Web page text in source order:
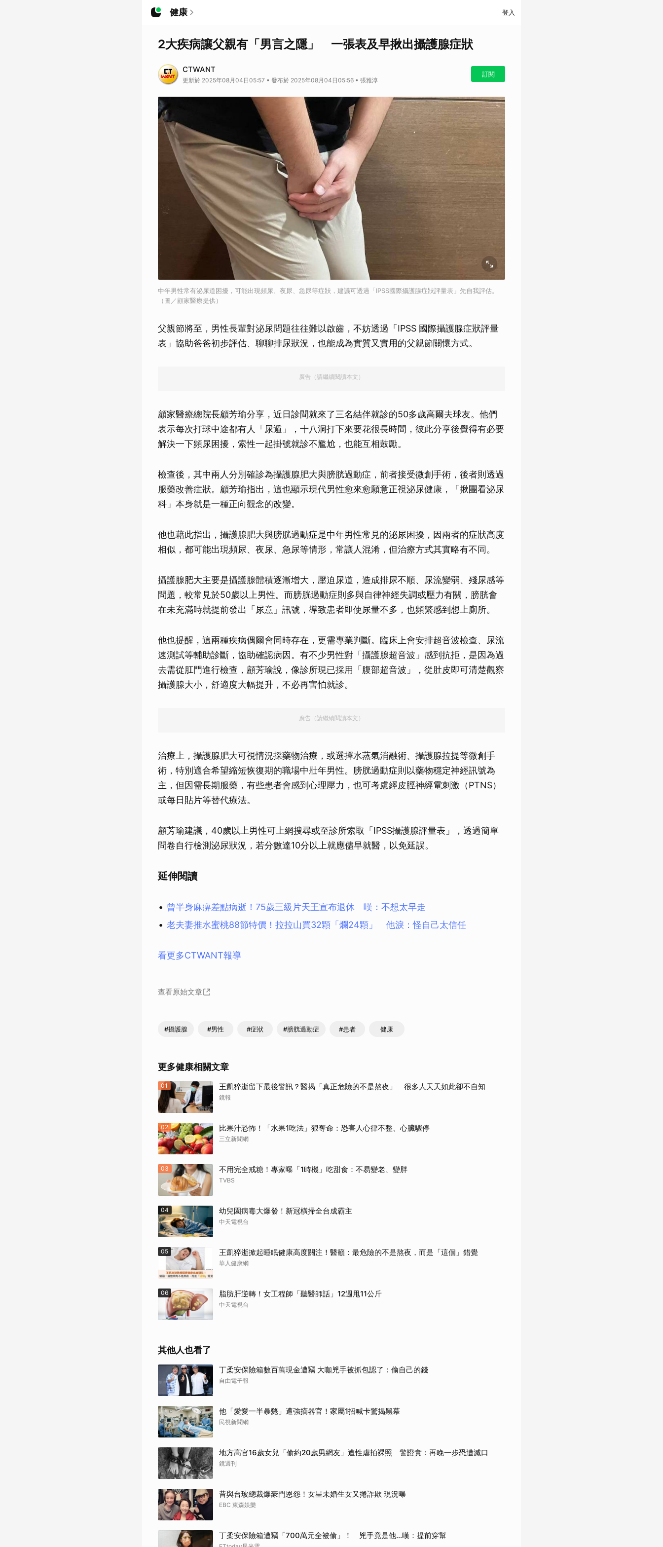
健康 登入
2大疾病讓父親有「男言之隱」 一張表及早揪出攝護腺症狀
CTWANT
更新於 2025年08月04日05:57 • 發布於 2025年08月04日05:56 • 張雅淳
訂閱
中年男性常有泌尿道困擾，可能出現頻尿、夜尿、急尿等症狀，建議可透過「IPSS國際攝護腺症狀評量表」先自我評估。
（圖／顧家醫療提供）
父親節將至，男性長輩對泌尿問題往往難以啟齒，不妨透過「IPSS 國際攝護腺症狀評量
表」協助爸爸初步評估、聊聊排尿狀況，也能成為實質又實用的父親節關懷方式。
廣告（請繼續閱讀本文）
顧家醫療總院長顧芳瑜分享，近日診間就來了三名結伴就診的50多歲高爾夫球友。他們
表示每次打球中途都有人「尿遁」，十八洞打下來要花很長時間，彼此分享後覺得有必要
解決一下頻尿困擾，索性一起掛號就診不尷尬，也能互相鼓勵。
檢查後，其中兩人分別確診為攝護腺肥大與膀胱過動症，前者接受微創手術，後者則透過
服藥改善症狀。顧芳瑜指出，這也顯示現代男性愈來愈願意正視泌尿健康，「揪團看泌尿
科」本身就是一種正向觀念的改變。
他也藉此指出，攝護腺肥大與膀胱過動症是中年男性常見的泌尿困擾，因兩者的症狀高度
相似，都可能出現頻尿、夜尿、急尿等情形，常讓人混淆，但治療方式其實略有不同。
攝護腺肥大主要是攝護腺體積逐漸增大，壓迫尿道，造成排尿不順、尿流變弱、殘尿感等
問題，較常見於50歲以上男性。而膀胱過動症則多與自律神經失調或壓力有關，膀胱會
在未充滿時就提前發出「尿意」訊號，導致患者即使尿量不多，也頻繁感到想上廁所。
他也提醒，這兩種疾病偶爾會同時存在，更需專業判斷。臨床上會安排超音波檢查、尿流
速測試等輔助診斷，協助確認病因。有不少男性對「攝護腺超音波」感到抗拒，是因為過
去需從肛門進行檢查，顧芳瑜說，像診所現已採用「腹部超音波」，從肚皮即可清楚觀察
攝護腺大小，舒適度大幅提升，不必再害怕就診。
廣告（請繼續閱讀本文）
治療上，攝護腺肥大可視情況採藥物治療，或選擇水蒸氣消融術、攝護腺拉提等微創手
術，特別適合希望縮短恢復期的職場中壯年男性。膀胱過動症則以藥物穩定神經訊號為
主，但因需長期服藥，有些患者會感到心理壓力，也可考慮經皮脛神經電刺激（PTNS）
或每日貼片等替代療法。
顧芳瑜建議，40歲以上男性可上網搜尋或至診所索取「IPSS攝護腺評量表」，透過簡單
問卷自行檢測泌尿狀況，若分數達10分以上就應儘早就醫，以免延誤。
延伸閱讀
曾半身麻痹差點病逝！75歲三級片天王宣布退休 嘆：不想太早走
老夫妻推水蜜桃88節特價！拉拉山買32顆「爛24顆」 他淚：怪自己太信任
看更多CTWANT報導
查看原始文章
#攝護腺 #男性 #症狀 #膀胱過動症 #患者 健康
更多健康相關文章
01 王凱猝逝留下最後警訊？醫揭「真正危險的不是熬夜」 很多人天天如此卻不自知
鏡報
02 比果汁恐怖！「水果1吃法」狠奪命：恐害人心律不整、心臟驟停
三立新聞網
03 不用完全戒糖！專家曝「1時機」吃甜食：不易變老、變胖
TVBS
04 幼兒園病毒大爆發！新冠橫掃全台成霸主
中天電視台
05 王凱猝逝掀起睡眠健康高度關注！醫籲：最危險的不是熬夜，而是「這個」錯覺
華人健康網
06 脂肪肝逆轉！女工程師「聽醫師話」12週甩11公斤
中天電視台
其他人也看了
丁柔安保險箱數百萬現金遭竊 大咖兇手被抓包認了：偷自己的錢
自由電子報
他「愛愛一半暴斃」遭強摘器官！家屬1招喊卡驚揭黑幕
民視新聞網
地方高官16歲女兒「偷約20歲男網友」遭性虐拍裸照 警證實：再晚一步恐遭滅口
鏡週刊
昔與台玻總裁爆豪門恩怨！女星未婚生女又捲詐欺 現況曝
EBC 東森娛樂
丁柔安保險箱遭竊「700萬元全被偷」！ 兇手竟是他...嘆：提前穿幫